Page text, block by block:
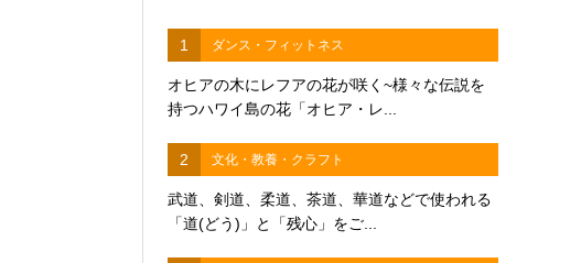
1 ダンス・フィットネス
オヒアの木にレフアの花が咲く~様々な伝説を
持つハワイ島の花「オヒア・レ...
2 文化・教養・クラフト
武道、剣道、柔道、茶道、華道などで使われる
「道(どう)」と「残心」をご...